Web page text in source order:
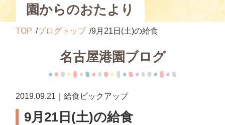
園からのおたより
TOP ブログトップ 9月21日(土)の給食
名古屋港園ブログ
2019.09.21｜給食ピックアップ
9月21日(土)の給食